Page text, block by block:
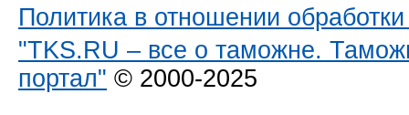
Политика в отношении
"TKS.RU – все о таможне.
портал" © 2000-2025